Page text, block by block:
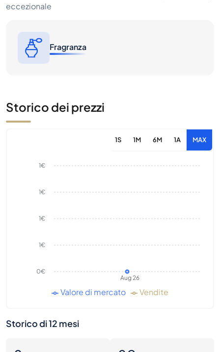
eccezionale
Fragranza
Storico dei prezzi
1S 1M 6M 1A MAX
Aug 26
0€
1€
1€
1€
1€
Valore di mercato Vendite
Storico di 12 mesi